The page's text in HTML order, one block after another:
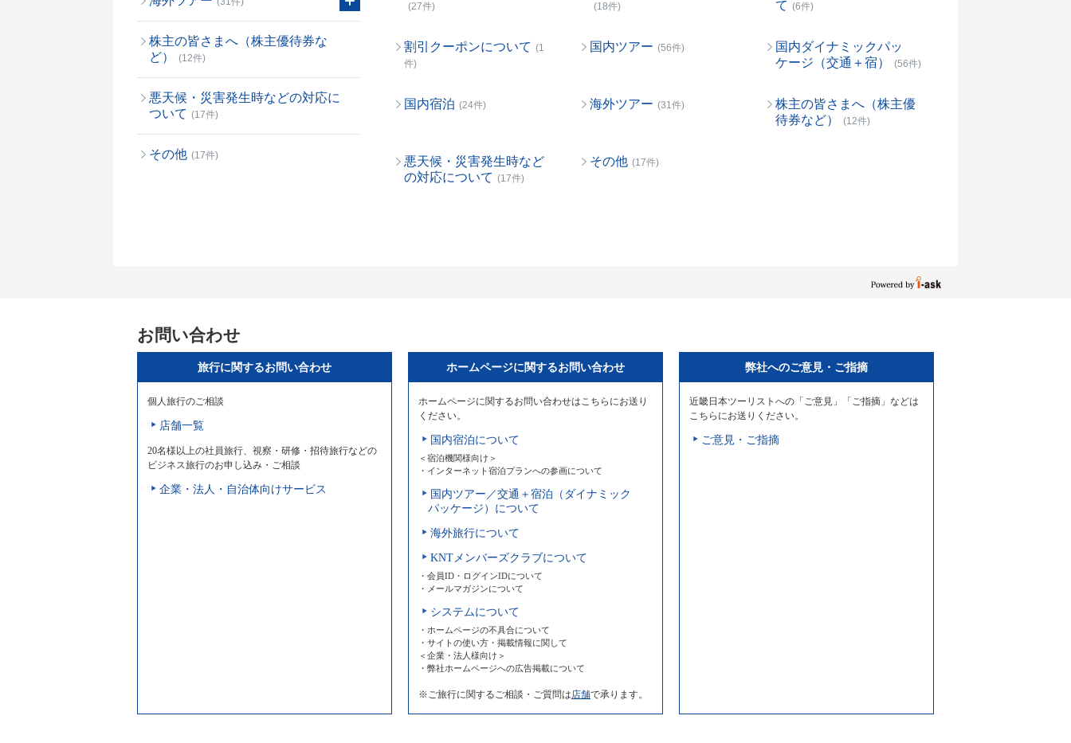
株主の皆さまへ（株主優待券な
ど）
(12件)
悪天候・災害発生時などの対応に
ついて (17件)
その他 (17件)
(27件) (18件)
て (6件)
割引クーポンについて (1
件)
国内ツアー (56件)
国内ダイナミックパッ
ケージ（交通＋宿）
(56件)
国内宿泊 (24件) 海外ツアー (31件)
株主の皆さまへ（株主優
待券など）
(12件)
悪天候・災害発生時など
の対応について (17件)
その他 (17件)
お問い合わせ
旅行に関するお問い合わせ
個人旅行のご相談
店舗一覧
20名様以上の社員旅行、視察・研修・招待旅行などの
ビジネス旅行のお申し込み・ご相談
企業・法人・自治体向けサービス
ホームページに関するお問い合わせ
ホームページに関するお問い合わせはこちらにお送り
ください。
国内宿泊について
＜宿泊機関様向け＞
・インターネット宿泊プランへの参画について
国内ツアー／交通＋宿泊（ダイナミック
パッケージ）について
海外旅行について
KNTメンバーズクラブについて
・会員ID・ログインIDについて
・メールマガジンについて
システムについて
・ホームページの不具合について
・サイトの使い方・掲載情報に関して
＜企業・法人様向け＞
・弊社ホームページへの広告掲載について
※ご旅行に関するご相談・ご質問は店舗で承ります。
弊社へのご意見・ご指摘
近畿日本ツーリストへの「ご意見」「ご指摘」などは
こちらにお送りください。
ご意見・ご指摘